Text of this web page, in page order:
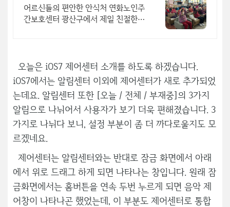
어르신들의 편안한 안식처 연화노인주
간보호센터 광산구에서 제일 친절한
오늘은 iOS7 제어센터 소개를 하도록 하겠습니다.
iOS7에서는 알림센터 이외에 제어센터가 새로 추가되었
는데요. 알림센터 또한 [오늘 / 전체 / 부재중]의 3가지
알림으로 나뉘어서 사용자가 보기 더욱 편해졌습니다. 3
가지로 나뉘다 보니, 설정 부분이 좀 더 까다로울지도 모
르겠네요.
제어센터는 알림센터와는 반대로 잠금 화면에서 아래
에서 위로 드래그 하게 되면 나타나는 창입니다. 원래 잠
금화면에서는 홈버튼을 연속 두번 누르게 되면 음악 제
어창이 나타나곤 했었는데, 이 부분도 제어센터로 통합